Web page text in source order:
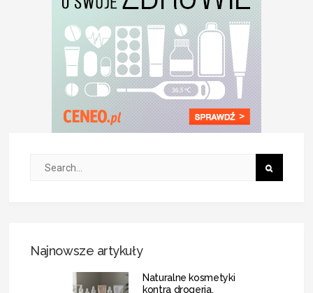
Najnowsze artykuły
Naturalne kosmetyki
kontra drogeria.